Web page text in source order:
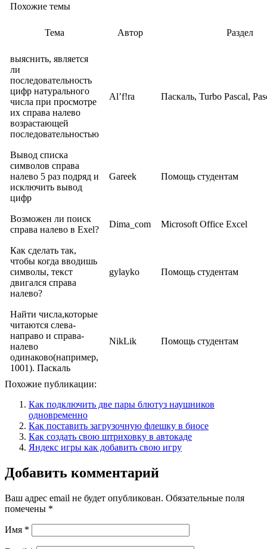
Похожие темы
Тема Автор Раздел
выяснить, является
ли
последовательность
цифр натурального
числа при просмотре
их справа налево
возрастающей
последовательностью
Al’f!ra Паскаль, Turbo Pascal,
Вывод списка
символов справа
налево 5 раз подряд и
исключить вывод
цифр
Gareek Помощь студентам
Возможен ли поиск
справа налево в Exel?
Dima_com Microsoft Office Excel
Как сделать так,
чтобы когда вводишь
символы, текст
двигался справа
налево?
gylayko Помощь студентам
Найти числа,которые
читаются слева-
направо и справа-
налево
одинаково(например,
1001). Паскаль
NikLik Помощь студентам
Похожие публикации:
Как подключить две пары блютуз наушников
одновременно
Как поставить загрузочную флешку в биосе
Как создать свою штриховку в автокаде
Яндекс игры как добавить свою игру
Добавить комментарий
Ваш адрес email не будет опубликован. Обязательные поля
помечены *
Имя *